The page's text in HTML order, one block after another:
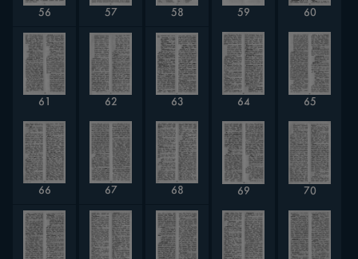
56 57 58 59 60
61 62 63 64 65
66 67 68 69 70